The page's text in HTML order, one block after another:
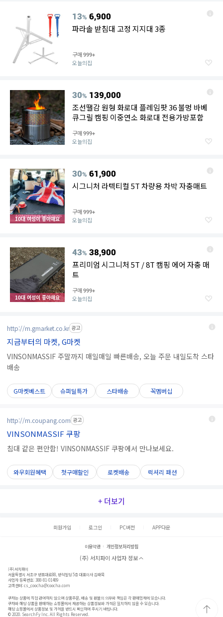
13% 6,900
파라솔 받침대 고정 지지대 3종
구매999+
오늘의집
30% 139,000
조선땔감 원형 화로대 플레임팟 36 불멍 바베
큐그릴 캠핑 이중연소 화로대 전용가방포함
구매999+
오늘의집
10대 여성이 좋아해요
30% 61,900
시그니처 라텍티컬 5T 차량용 차박 자충매트
구매999+
오늘의집
10대 여성이 좋아해요
43% 38,900
프리미엄 시그니처 5T / 8T 캠핑 에어 자충 매
트
구매999+
오늘의집
http://m.gmarket.co.kr 광고
지금부터의 마켓, G마켓
VINSONMASSIF 주말까지 매일매일 빠른배송, 오늘 주문 내일도착 스타
배송
G마켓베스트 슈퍼딜특가 스타배송 꼭멤버십
http://m.coupang.com 광고
VINSONMASSIF 쿠팡
침대 같은 편안함! VINSONMASSIF 쿠팡에서 만나보세요.
와우회원혜택 첫구매할인 로켓배송 럭셔리 패션
+ 더보기
회원가입 로그인 PC버전 APP다운
이용약관 개인정보처리방침
(주) 서치파이 사업자 정보
(주)서치파이
서울특별시 서초구 반포대로88, 반석빌딩 5층 대표이사 김태묵
사업자 등록번호: 388-81-01489
고객센터:cs_coocha@coocha.com
쿠차는 상품에 직접 관여하지 않으며 상품주문, 배송 및 환불의 의무와 책임은 각 판매업체에 있습니다.
쿠차와 해당 상품을 판매하는 쇼핑몰에서 제공하는 상품정보와 가격은 일치하지 않을 수 있습니다.
해당 쇼핑몰에서 상품정보 및 가격을 반드시 확인하여 주시기 바랍니다.
© 2020. SearchFy Inc. All Rights Reserved.